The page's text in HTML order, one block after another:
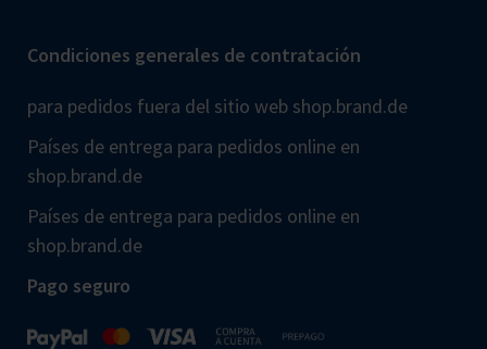
Condiciones generales de contratación
para pedidos fuera del sitio web shop.brand.de
Países de entrega para pedidos online en
shop.brand.de
Países de entrega para pedidos online en
shop.brand.de
Pago seguro